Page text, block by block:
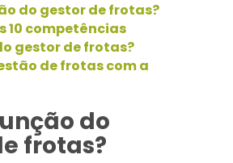
do gestor de frotas?
10 competências
gestor de frotas?
de frotas com a
do
frotas?